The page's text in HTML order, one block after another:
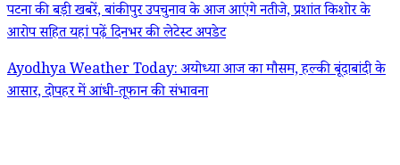
पटना की बड़ी खबरें, बांकीपुर उपचुनाव के आज आएंगे नतीजे, प्रशांत किशोर के
आरोप सहित यहां पढ़ें दिनभर की लेटेस्ट अपडेट
Ayodhya Weather Today: अयोध्या आज का मौसम, हल्की बूंदाबांदी के
आसार, दोपहर में आंधी-तूफान की संभावना